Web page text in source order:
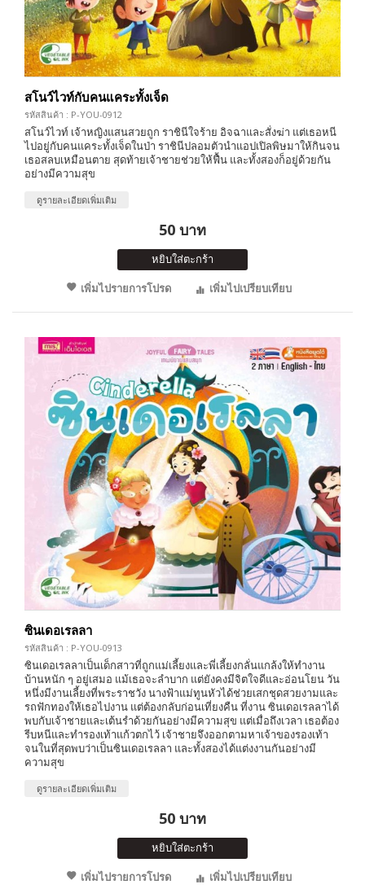
สโนว์ไวท์กับคนแคระทั้งเจ็ด
รหัสสินค้า : P-YOU-0912
สโนว์ไวท์ เจ้าหญิงแสนสวยถูก ราชินีใจร้าย อิจฉาและสั่งฆ่า แต่เธอหนี
ไปอยู่กับคนแคระทั้งเจ็ดในป่า ราชินีปลอมตัวนำแอปเปิลพิษมาให้กินจน
เธอสลบเหมือนตาย สุดท้ายเจ้าชายช่วยให้ฟื้น และทั้งสองก็อยู่ด้วยกัน
อย่างมีความสุข
ดูรายละเอียดเพิ่มเติม
50 บาท
หยิบใส่ตะกร้า
เพิ่มไปรายการโปรด
เพิ่มไปเปรียบเทียบ
ซินเดอเรลลา
รหัสสินค้า : P-YOU-0913
ซินเดอเรลลาเป็นเด็กสาวที่ถูกแม่เลี้ยงและพี่เลี้ยงกลั่นแกล้งให้ทำงาน
บ้านหนัก ๆ อยู่เสมอ แม้เธอจะลำบาก แต่ยังคงมีจิตใจดีและอ่อนโยน วัน
หนึ่งมีงานเลี้ยงที่พระราชวัง นางฟ้าแม่ทูนหัวได้ช่วยเสกชุดสวยงามและ
รถฟักทองให้เธอไปงาน แต่ต้องกลับก่อนเที่ยงคืน ที่งาน ซินเดอเรลลาได้
พบกับเจ้าชายและเต้นรำด้วยกันอย่างมีความสุข แต่เมื่อถึงเวลา เธอต้อง
รีบหนีและทำรองเท้าแก้วตกไว้ เจ้าชายจึงออกตามหาเจ้าของรองเท้า
จนในที่สุดพบว่าเป็นซินเดอเรลลา และทั้งสองได้แต่งงานกันอย่างมี
ความสุข
ดูรายละเอียดเพิ่มเติม
50 บาท
หยิบใส่ตะกร้า
เพิ่มไปรายการโปรด
เพิ่มไปเปรียบเทียบ